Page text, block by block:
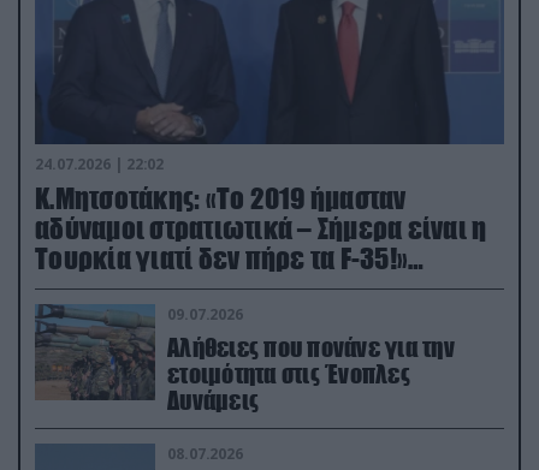
24.07.2026 | 22:02
Κ.Μητσοτάκης: «Το 2019 ήμασταν
αδύναμοι στρατιωτικά – Σήμερα είναι η
Τουρκία γιατί δεν πήρε τα F-35!»
(βίντεο)
09.07.2026
Αλήθειες που πονάνε για την
ετοιμότητα στις Ένοπλες
Δυνάμεις
08.07.2026